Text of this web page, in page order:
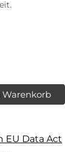
Warenkorb
EU Data Act